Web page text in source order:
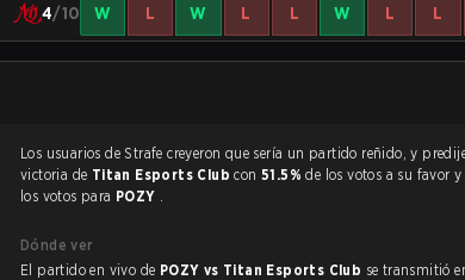
4/10 W L W L L W L L
Los usuarios de Strafe creyeron que sería un partido reñido, y predijeron la
victoria de Titan Esports Clubcon 51.5%de los votos a su favor y
los votos para POZY .
Dónde ver
El partido en vivo de POZY vs Titan Esports Club se transmitió